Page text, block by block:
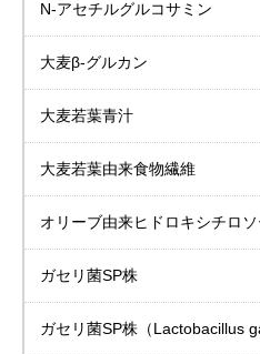
N-アセチルグルコサミン
大麦β-グルカン
大麦若葉青汁
大麦若葉由来食物繊維
オリーブ由来ヒドロキシチロ
ガセリ菌SP株
ガセリ菌SP株 （Lactobacillus